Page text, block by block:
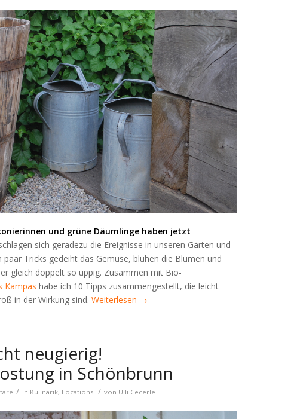
und grüne Däumlinge haben jetzt
sich geradezu die Ereignisse in unseren Gärten und
Tricks gedeiht das Gemüse, blühen die Blumen und
gleich doppelt so üppig. Zusammen mit Bio-
Kampas habe ich 10 Tipps zusammengestellt, die leicht
in der Wirkung sind. Weiterlesen →
neugierig!
in Schönbrunn
/ in Kulinarik, Locations / von Ulli Cecerle